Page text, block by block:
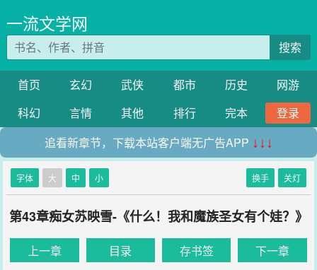
一流文学网
搜索
首页 玄幻 武侠 都市 历史
网游
科幻
言情 其他 排行 完本
登录
追看新章节，下载本站客户端无广告APP ↓↓↓
字体 大 中 小 换手 关灯
第43章痴女苏映雪-《什么！我和魔族圣女有个娃？》
上一章 目录 存书签 下一章